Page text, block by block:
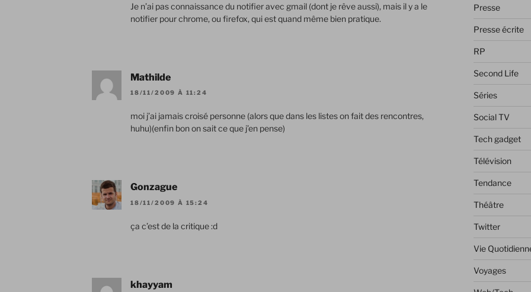
Je n’ai pas connaissance du notifier avec gmail (dont je rêve aussi), mais il y a le
notifier pour chrome, ou firefox, qui est quand même bien pratique.
Mathilde
18/11/2009 À 11:24
moi j’ai jamais croisé personne (alors que dans les listes on fait des rencontres,
huhu)(enfin bon on sait ce que j’en pense)
Gonzague
18/11/2009 À 15:24
ça c’est de la critique :d
khayyam
Presse
Presse écrite
RP
Second Life
Séries
Social TV
Tech gadget
Télévision
Tendance
Théâtre
Twitter
Vie
Voyages